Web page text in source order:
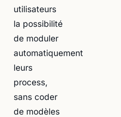
utilisateurs
la possibilité
de moduler
automatiquement
leurs
process,
sans coder
de modèles